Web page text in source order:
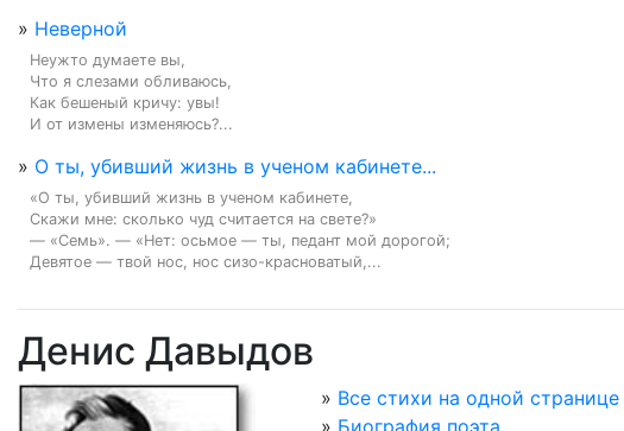
» Неверной
Неужто думаете вы,
Что я слезами обливаюсь,
Как бешеный кричу: увы!
И от измены изменяюсь?...
» О ты, убивший жизнь в ученом кабинете...
«О ты, убивший жизнь в ученом кабинете,
Скажи мне: сколько чуд считается на свете?»
— «Семь». — «Нет: осьмое — ты, педант мой дорогой;
Девятое — твой нос, нос сизо-красноватый,...
Денис Давыдов
» Все стихи на одной странице
» Биография поэта